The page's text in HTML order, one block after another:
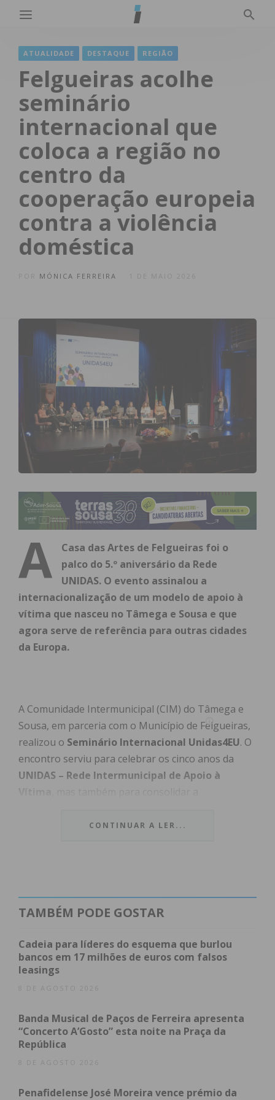
ATUALIDADE DESTAQUE REGIÃO
Felgueiras acolhe
seminário
internacional que
coloca a região no
centro da
cooperação europeia
contra a violência
doméstica
MÓNICA FERREIRA 1 DE MAIO 2026
A
Casa das Artes de Felgueiras foi o
palco do 5.º aniversário da Rede
UNIDAS. O evento assinalou a
internacionalização de um modelo de apoio à
vítima que nasceu no Tâmega e Sousa e que
agora serve de referência para outras cidades
da Europa.
A Comunidade Intermunicipal (CIM) do Tâmega e
Sousa, em parceria com o Município de Felgueiras,
realizou o Seminário Internacional Unidas4EU. O
encontro serviu para celebrar os cinco anos da
UNIDAS – Rede Intermunicipal de Apoio à
outros países europeus através do programa
Um modelo de referência para a Europa
Balanço e Desafios: O fator humano e técnico
mesma causa
O apoio do Programa URBACT
Subscreva a newsletter do Imediato
Europa
A sessão de abertura contou com
Tâmega e Sousa, ePedro Machado , Vice-
CONTINUAR A LER...
TAMBÉM PODE GOSTAR
Cadeia para líderes do esquema que burlou
bancos em 17 milhões de euros com falsos
leasings
8 DE AGOSTO 2026
Banda Musical de Paços de Ferreira apresenta
“Concerto A’Gosto” esta noite na Praça da
República
8 DE AGOSTO 2026
Penafidelense José Moreira vence prémio da